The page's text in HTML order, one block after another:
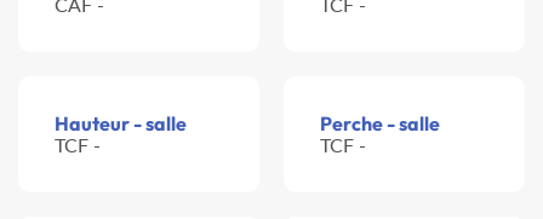
Hauteur - salle
TCF -
Perche - salle
TCF -